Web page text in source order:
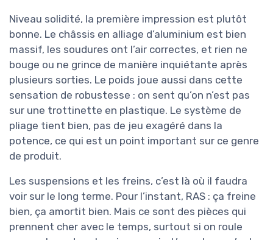
Niveau solidité, la première impression est plutôt
bonne. Le châssis en alliage d’aluminium est bien
massif, les soudures ont l’air correctes, et rien ne
bouge ou ne grince de manière inquiétante après
plusieurs sorties. Le poids joue aussi dans cette
sensation de robustesse : on sent qu’on n’est pas
sur une trottinette en plastique. Le système de
pliage tient bien, pas de jeu exagéré dans la
potence, ce qui est un point important sur ce genre
de produit.
Les suspensions et les freins, c’est là où il faudra
voir sur le long terme. Pour l’instant, RAS : ça freine
bien, ça amortit bien. Mais ce sont des pièces qui
prennent cher avec le temps, surtout si on roule